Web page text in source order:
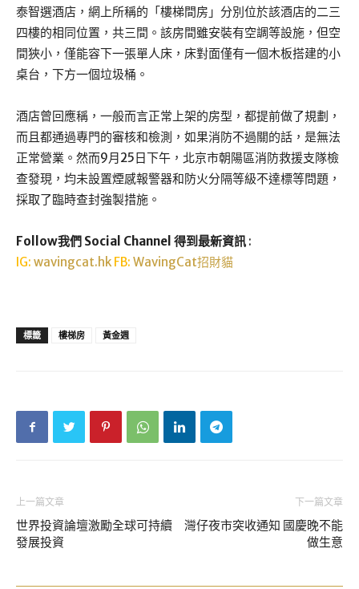
泰智選酒店，網上所稱的「樓梯間房」分別位於該酒店的二三
四樓的相同位置，共三間。該房間雖安裝有空調等設施，但空
間狹小，僅能容下一張單人床，床對面僅有一個木板搭建的小
桌台，下方一個垃圾桶。
酒店曾回應稱，一般而言正常上架的房型，都提前做了規劃，
而且都通過專門的審核和檢測，如果消防不過關的話，是無法
正常營業。然而9月25日下午，北京市朝陽區消防救援支隊檢
查發現，均未設置煙感報警器和防火分隔等級不達標等問題，
採取了臨時查封強製措施。
Follow我們 Social Channel 得到最新資訊 :
IG: wavingcat.hk FB: WavingCat招財貓
標籤 樓梯房 黃金週
上一篇文章
世界投資論壇激勵全球可持續
發展投資
下一篇文章
灣仔夜市突收通知 國慶晚不能
做生意